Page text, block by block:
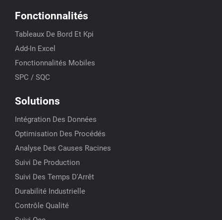
Fonctionnalités
Tableaux De Bord Et Kpi
Add-In Excel
Fonctionnalités Mobiles
SPC / SQC
Solutions
Intégration Des Données
Optimisation Des Procédés
Analyse Des Causes Racines
Suivi De Production
Suivi Des Temps D'Arrêt
Durabilité Industrielle
Contrôle Qualité